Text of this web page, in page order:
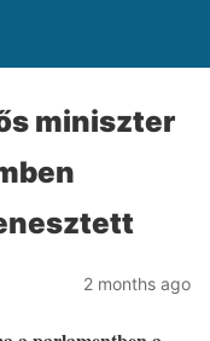
miniszter
2 months ago